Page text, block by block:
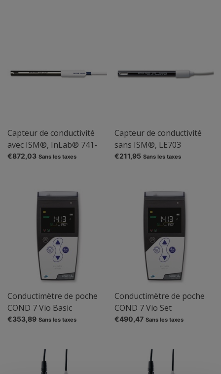
Capteur de conductivité
avec ISM®, InLab® 741-
ISM®
€872,03 Sans les taxes
Capteur de conductivité
sans ISM®, LE703
€211,95 Sans les taxes
Conductimètre de poche
COND 7 Vio Basic
€353,89 Sans les taxes
Conductimètre de poche
COND 7 Vio Set
€490,47 Sans les taxes